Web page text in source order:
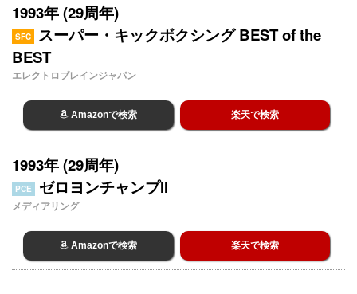
1993年 (29周年)
SFC
スーパー・キックボクシング BEST of the
BEST
エレクトロブレインジャパン
Amazonで検索 楽天で検索
1993年 (29周年)
PCE ゼロヨンチャンプII
メディアリング
Amazonで検索 楽天で検索